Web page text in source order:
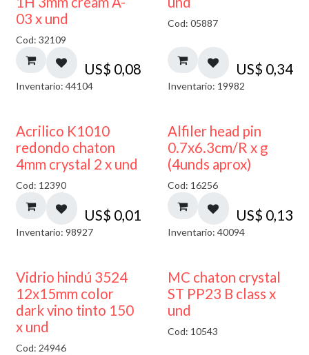
03 x und
Cod: 32109
US$ 0,08
Inventario: 44104
Cod: 05887
US$ 0,34
Inventario: 19982
50% DESCUENTO
Acrilico K1010
redondo chaton
4mm crystal 2 x und
Cod: 12390
US$ 0,01
Inventario: 98927
Alfiler head pin
0.7x6.3cm/R x g
(4unds aprox)
Cod: 16256
US$ 0,13
Inventario: 40094
40% DESCUENTO
Vidrio hindú 3524
12x15mm color
dark vino tinto 150
x und
Cod: 24946
MC chaton crystal
ST PP23 B class x
und
Cod: 10543